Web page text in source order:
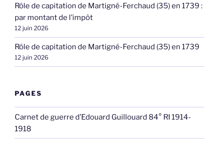
Rôle de capitation de Martigné-Ferchaud (35) en 1739 :
par montant de l’impôt
12 juin 2026
Rôle de capitation de Martigné-Ferchaud (35) en 1739
12 juin 2026
PAGES
Carnet de guerre d’Edouard Guillouard 84° RI 1914-
1918